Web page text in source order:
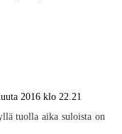
2016 klo 22.21
tuolla aika suloista on